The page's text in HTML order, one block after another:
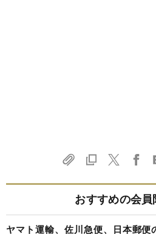
おすすめの会
ヤマト運輸、佐川急便、日本郵